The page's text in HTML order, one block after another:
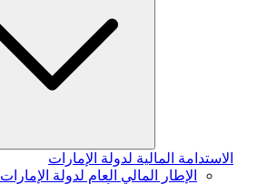
الاستدامة المالية لدولة الإمارات
الإطار المالي العام لدولة الإمارات